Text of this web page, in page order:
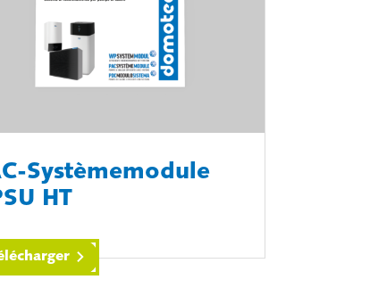
Systèmemodule
HT